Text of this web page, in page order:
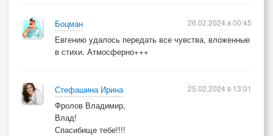
Боцман
Евгению удалось передать все чувства, вложенные
в стихи. Атмосферно+++
26.02.2024 в 00:45
Стефашина Ирина
Фролов Владимир,
Влад!
Спасибище тебе!!!!
25.02.2024 в 13:01